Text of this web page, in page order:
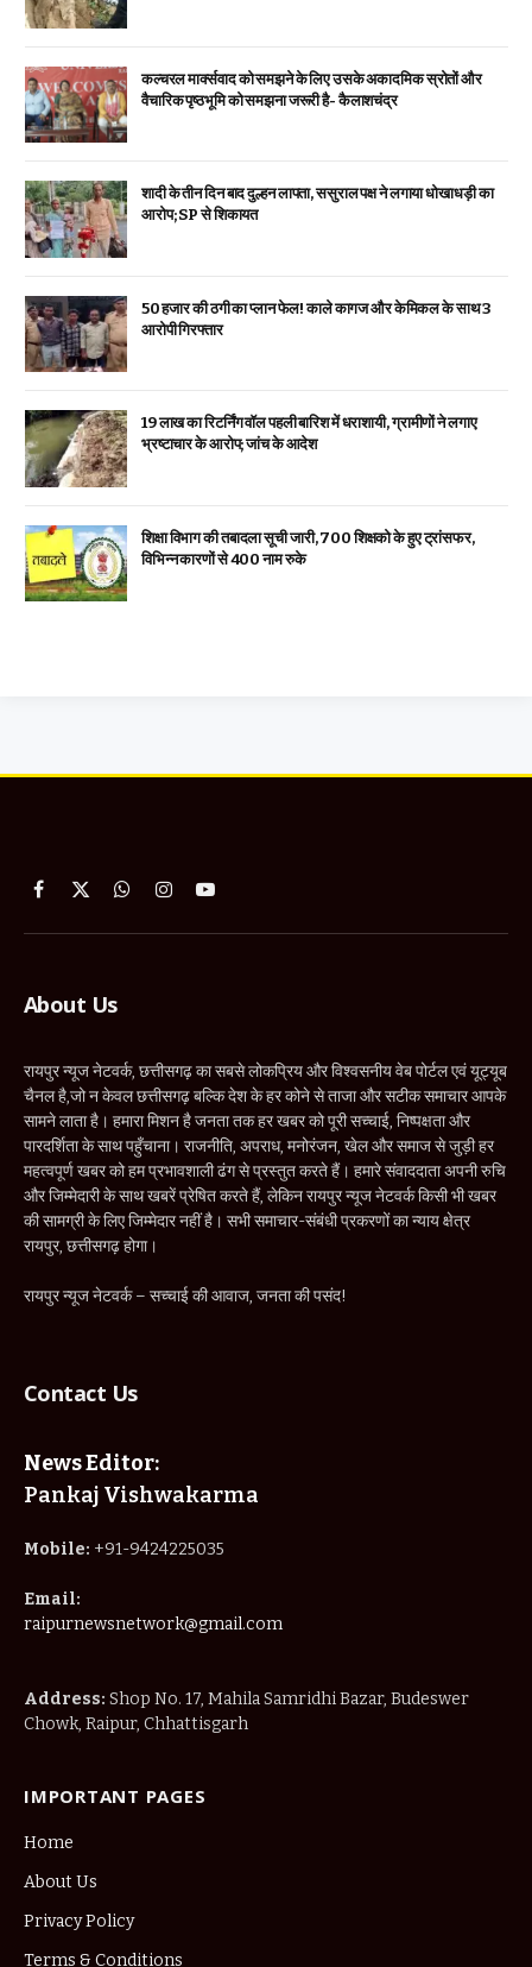
कल्चरल मार्क्सवाद को समझने के लिए उसके अकादमिक स्रोतों और
वैचारिक पृष्ठभूमि को समझना जरूरी है- कैलाशचंद्र
शादी के तीन दिन बाद दुल्हन लापता, ससुराल पक्ष ने लगाया धोखाधड़ी का
आरोप; SP से शिकायत
₹50 हजार की ठगी का प्लान फेल! काले कागज और केमिकल के साथ 3
आरोपी गिरफ्तार
19 लाख का रिटर्निंग वॉल पहली बारिश में धराशायी, ग्रामीणों ने लगाए
भ्रष्टाचार के आरोप; जांच के आदेश
शिक्षा विभाग की तबादला सूची जारी, 700 शिक्षको के हुए ट्रांसफर,
विभिन्न कारणों से 400 नाम रुके
Facebook
X
WhatsApp
InstagramYouTube
About Us
रायपुर न्यूज नेटवर्क, छत्तीसगढ़ का सबसे लोकप्रिय और विश्वसनीय वेब पोर्टल एवं यूट्यूब
चैनल है,जो न केवल छत्तीसगढ़ बल्कि देश के हर कोने से ताजा और सटीक समाचार आपके
सामने लाता है। हमारा मिशन है जनता तक हर खबर को पूरी सच्चाई, निष्पक्षता और
पारदर्शिता के साथ पहुँचाना। राजनीति, अपराध, मनोरंजन, खेल और समाज से जुड़ी हर
महत्वपूर्ण खबर को हम प्रभावशाली ढंग से प्रस्तुत करते हैं। हमारे संवाददाता अपनी रुचि
और जिम्मेदारी के साथ खबरें प्रेषित करते हैं, लेकिन रायपुर न्यूज नेटवर्क किसी भी खबर
की सामग्री के लिए जिम्मेदार नहीं है। सभी समाचार-संबंधी प्रकरणों का न्याय क्षेत्र
रायपुर, छत्तीसगढ़ होगा।
रायपुर न्यूज नेटवर्क – सच्चाई की आवाज, जनता की पसंद!
Contact Us
News Editor:
Pankaj Vishwakarma
Mobile: +91-9424225035
Email:
raipurnewsnetwork@gmail.com
Address: Shop No. 17, Mahila Samridhi Bazar, Budeswer
Chowk, Raipur, Chhattisgarh
IMPORTANT PAGES
Home
About Us
Privacy Policy
Terms & Conditions